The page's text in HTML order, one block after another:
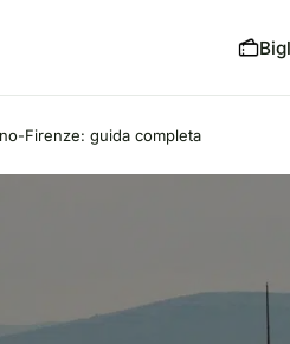
Firenze: guida completa